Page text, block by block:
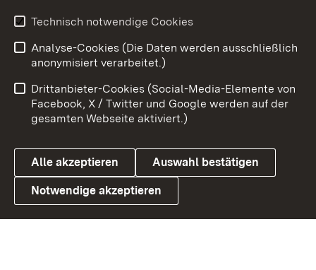
Link zum Landesportal
Impressum
Kontakt
Barrierefreiheit
Datenschutz
Cookies
Technisch notwendige Cookies
Analyse-Cookies (Die Daten werden ausschließlich
anonymisiert verarbeitet.)
Drittanbieter-Cookies (Social-Media-Elemente von
Facebook, X / Twitter und Google werden auf der
gesamten Webseite aktiviert.)
Alle akzeptieren Auswahl bestätigen
Notwendige akzeptieren